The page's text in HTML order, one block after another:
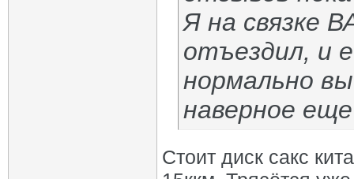
Я на связке
отъездил, и
нормально
наверное
Стоит диск сакс